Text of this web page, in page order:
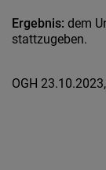
Ergebnis: dem
stattzugeben.
OGH